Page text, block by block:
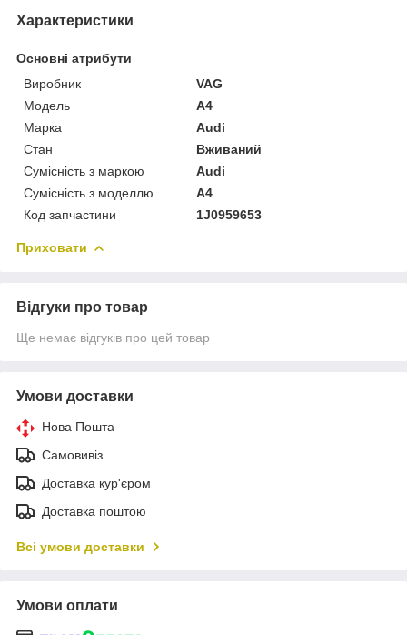
Характеристики
Основні атрибути
Виробник
VAG
Модель
A4
Марка
Audi
Стан
Вживаний
Сумісність з маркою
Audi
Сумісність з моделлю
A4
Код запчастини
1J0959653
Приховати
Відгуки про товар
Ще немає відгуків про цей товар
Умови доставки
Нова Пошта
Самовивіз
Доставка кур'єром
Доставка поштою
Всі умови доставки
Умови оплати